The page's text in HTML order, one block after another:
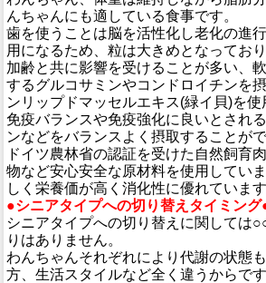
んちゃんにも適している食事です。
歯を使うことは脳を活性化し老化の進
用になるため、粒は大きめとなっており
加齢と共に影響を受けることが多い、
するグルコサミンやコンドロイチンを
ンリップドマッセルエキス(緑イ貝)を使
免疫バランスや免疫強化に良いとされ
ンなどをバランスよく摂取することがで
ドイツ農林省の認証を受けた自然飼育
物など安心安全な原材料を使用してい
しく栄養価が高く消化性に優れています
●シニアタイプへの切り替えタイミング
シニアタイプへの切り替えに関しては
りはありません。
わんちゃんそれぞれにより代謝の状態
方、生活スタイルなど全く違うからです